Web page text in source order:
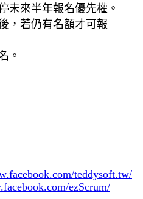
未來半年報名優先權。
，若仍有名額才可報
。
teddysoft.tw/
ezScrum/